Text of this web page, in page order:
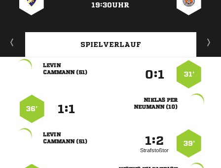
19:30UHR
SPIELVERLAUF
31’
:

 
 
 
:
36’
39’
:
Strafstoßtor

 